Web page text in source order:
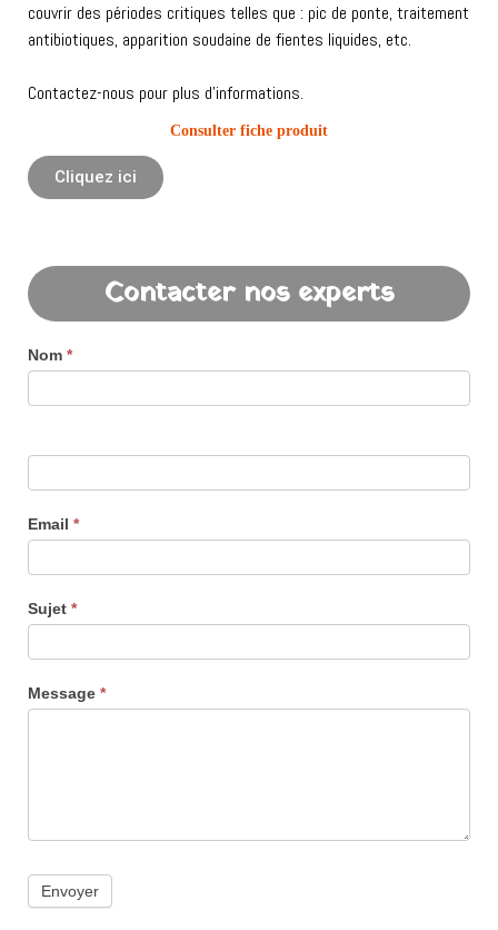
couvrir des périodes critiques telles que : pic de ponte, traitement
antibiotiques, apparition soudaine de fientes liquides, etc.
Contactez-nous pour plus d’informations.
Consulter fiche produit
Cliquez ici
Contacter nos experts
Nom *
Email *
Sujet *
Message *
Envoyer